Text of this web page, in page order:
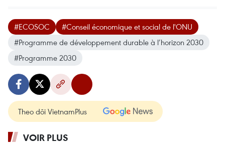
#ECOSOC
#Conseil économique et social de l'ONU
#Programme de développement durable à l’horizon 2030
#Programme 2030
Theo dõi VietnamPlus
VOIR PLUS